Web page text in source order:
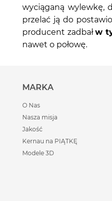
wyciąganą wylewkę,
przelać ją do
producent zadbałw
nawet o połowę.
MARKA
O Nas
Nasza misja
Jakość
Kernau na PIĄTKĘ
Modele 3D